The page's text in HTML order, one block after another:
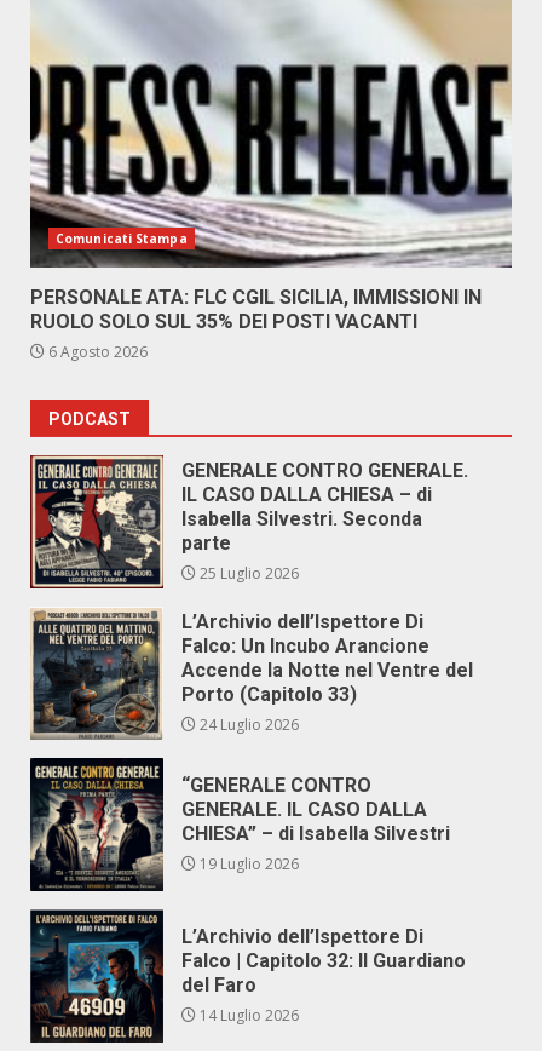
Comunicati Stampa
PERSONALE ATA: FLC CGIL SICILIA, IMMISSIONI IN
RUOLO SOLO SUL 35% DEI POSTI VACANTI
6 Agosto 2026
PODCAST
GENERALE CONTRO GENERALE.
IL CASO DALLA CHIESA – di
Isabella Silvestri. Seconda
parte
25 Luglio 2026
L’Archivio dell’Ispettore Di
Falco: Un Incubo Arancione
Accende la Notte nel Ventre del
Porto (Capitolo 33)
24 Luglio 2026
“GENERALE CONTRO
GENERALE. IL CASO DALLA
CHIESA” – di Isabella Silvestri
19 Luglio 2026
L’Archivio dell’Ispettore Di
Falco | Capitolo 32: Il Guardiano
del Faro
14 Luglio 2026